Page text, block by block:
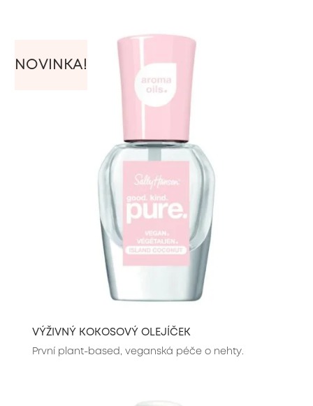
VÝŽIVNÝ KOKOSOVÝ OLEJÍČEK
První plant-based, veganská péče o nehty.
NOVINKA!